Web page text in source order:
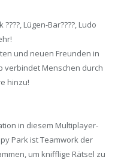
Lügen-Bar????, Ludo
und neuen Freunden in
verbindet Menschen durch
hinzu!
in diesem Multiplayer-
Park ist Teamwork der
um knifflige Rätsel zu